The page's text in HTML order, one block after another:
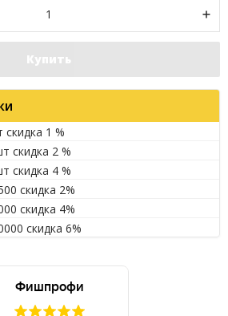
Купить
1 %
скидка 2 %
скидка 4 %
скидка 2%
скидка 4%
скидка 6%